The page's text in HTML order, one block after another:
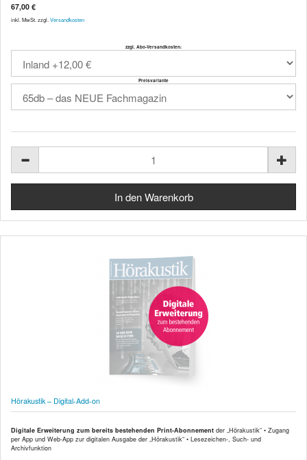
67,00 €
inkl. MwSt. zzgl. Versandkosten
zzgl. Abo-Versandkosten:
Preisvariante
Hörakustik – Digital-Add-on
Digitale Erweiterung zum bereits bestehenden Print-Abonnement der „Hörakustik“ • Zugang
per App und Web-App zur digitalen Ausgabe der „Hörakustik“ • Lesezeichen-, Such- und
Archivfunktion